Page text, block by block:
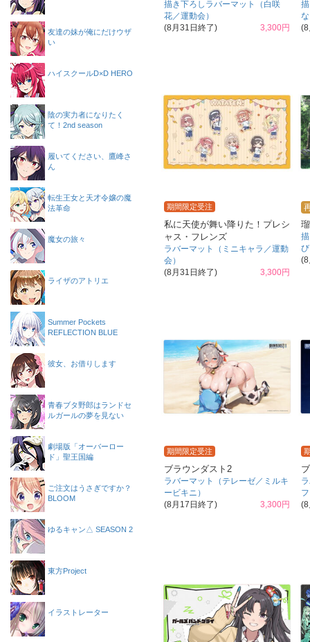
描き下ろしラバーマット（白咲
花／運動会）
(8月31日終了)
3,300円
(8
期間限定受注
私に天使が舞い降りた！プレシ
ャス・フレンズ
ラバーマット（ミニキャラ／運動
会）
(8月31日終了)
3,300円
(8
期間限定受注
ブラウンダスト2
ラバーマット（テレーゼ／ミルキ
ービキニ）
(8月17日終了)
3,300円
(8
友達の妹が俺にだけウザ
い
ハイスクールD×D HERO
陰の実力者になりたく
て！2nd season
履いてください、鷹峰さ
ん
転生王女と天才令嬢の魔
法革命
魔女の旅々
ライザのアトリエ
Summer Pockets
REFLECTION BLUE
彼女、お借りします
青春ブタ野郎はランドセ
ルガールの夢を見ない
劇場版「オーバーロー
ド」聖王国編
ご注文はうさぎですか？
BLOOM
ゆるキャン△ SEASON 2
東方Project
イラストレーター